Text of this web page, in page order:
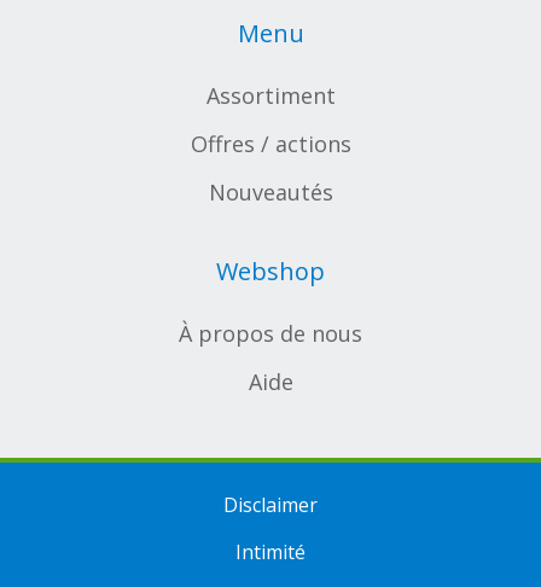
Menu
Assortiment
Offres / actions
Nouveautés
Webshop
À propos de nous
Aide
Disclaimer
Intimité